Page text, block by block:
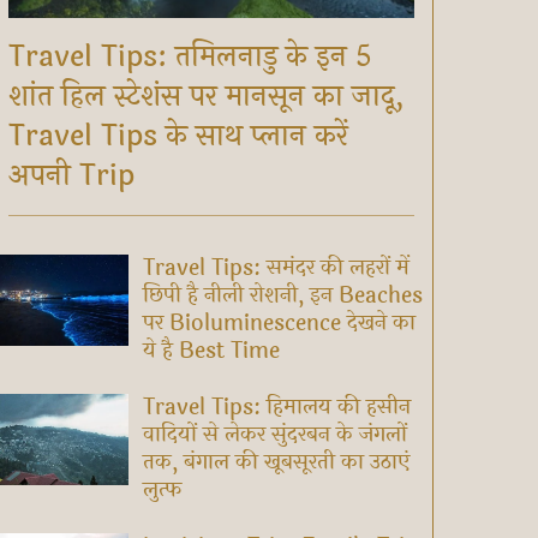
Travel Tips: तमिलनाडु के इन 5
शांत हिल स्टेशंस पर मानसून का जादू,
Travel Tips के साथ प्लान करें
अपनी Trip
Travel Tips: समंदर की लहरों में
छिपी है नीली रोशनी, इन Beaches
पर Bioluminescence देखने का
ये है Best Time
Travel Tips: हिमालय की हसीन
वादियों से लेकर सुंदरबन के जंगलों
तक, बंगाल की खूबसूरती का उठाएं
लुत्फ